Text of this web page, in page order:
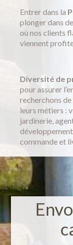
Entrer dans la
plonger dans
où nos clients
viennent
Diversité de
pour assurer
recherchons
leurs métiers :
jardinerie,
commande et